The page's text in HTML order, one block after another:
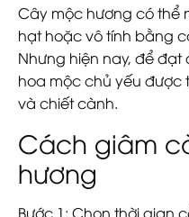
Cây mộc hương có thể
hạt hoặc vô tính bằng
Nhưng hiện nay, để
hoa mộc chủ yếu được
và chiết cành.
Cách giâm
hương
Bước 1: Chọn thời gian